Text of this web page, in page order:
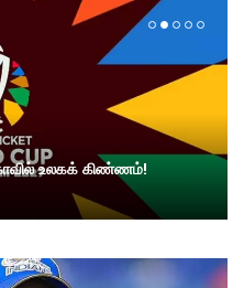
உலகக் கிண்ணம்!